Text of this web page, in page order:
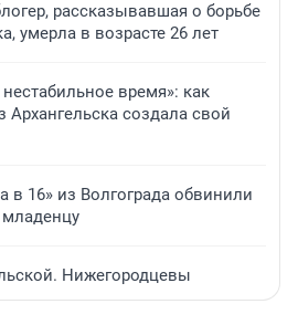
рассказывавшая о борьбе
умерла в возрасте 26 лет
время»: как
Архангельска создала свой
в 16» из Волгограда обвинили
младенцу
Нижегородцевы